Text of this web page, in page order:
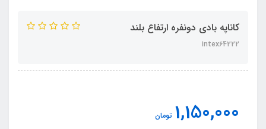
کاناپه بادی دونفره ارتفاع بلند
intex64222
1,150,000 تومان